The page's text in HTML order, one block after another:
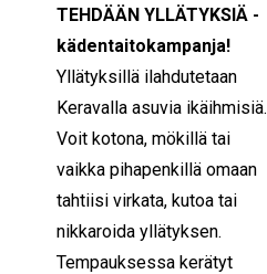
TEHDÄÄN YLLÄTYKSIÄ -
kädentaitokampanja!
Yllätyksillä ilahdutetaan
Keravalla asuvia ikäihmisiä.
Voit kotona, mökillä tai
vaikka pihapenkillä omaan
tahtiisi virkata, kutoa tai
nikkaroida yllätyksen.
Tempauksessa kerätyt